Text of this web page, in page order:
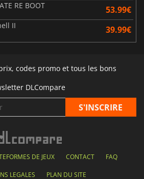
RE BOOT 53.99€
II 39.99€
codes promo et tous les bons
DLCompare
DE JEUX CONTACT FAQ
LEGALES PLAN DU SITE